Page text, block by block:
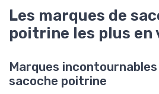
Les marques de
poitrine les plus en
Marques
sacoche poitrine